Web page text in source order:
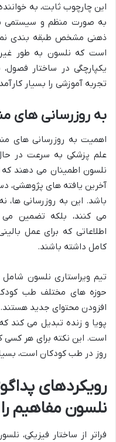
این چارچوب ثابت، به
به صورت منظم و سیستمی
ذهنی مشخص طبقه بندی
است که نلسون به طور
یکپارچگی در ساختار
تجربه آموزشی را بسیار
به روزرسانی های
اهمیت به روزرسانی های
علم پزشکی به سرعت در
نلسون اطمینان می دهند
آخرین یافته های پژوهشی،
باشد. این به روزرسانی ها،
می کنند، بلکه تضمین می
اطلاعاتی که برای عمل
کامل داشته باشند.
تیم ویراستاری نلسون
حوزه های مختلف طب
افزودن محتوای جدید هستند.
پویا و زنده تبدیل می کند
است. این نکته برای هر کسی
روز در طب کودکان است،
رویکردهای
نلسون مفاهیم
فراتر از ساختار فیزیکی،